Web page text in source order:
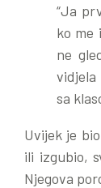
“Ja
ko me
ne
vidjela
sa
Uvijek je
ili izgubio,
Njegova